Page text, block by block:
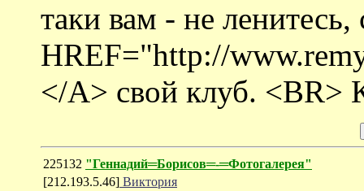
таки вам - не ленитесь,
HREF="http://
</A> свой клуб. <BR>
225132 "Геннадий═Борисов═-═Фотогалерея"
[212.193.5.46] Виктория